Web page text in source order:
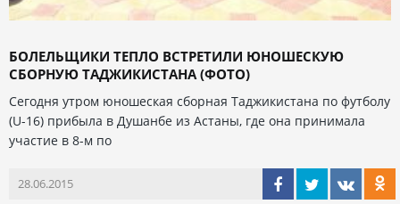
БОЛЕЛЬЩИКИ ТЕПЛО ВСТРЕТИЛИ ЮНОШЕСКУЮ
СБОРНУЮ ТАДЖИКИСТАНА (ФОТО)
Сегодня утром юношеская сборная Таджикистана по футболу
(U-16) прибыла в Душанбе из Астаны, где она принимала
участие в 8-м по
28.06.2015